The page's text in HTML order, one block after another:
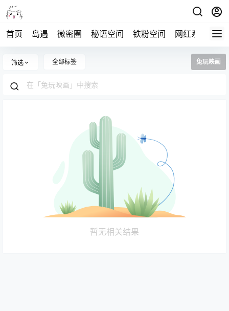
首页 岛遇 微密圈 秘语空间 铁粉空间 网红系列 打
筛选 全部标签 兔玩映画
暂无相关结果